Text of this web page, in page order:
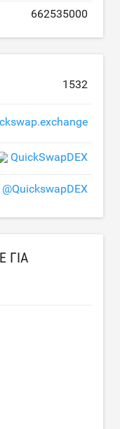
662535000
1532
QuickSwapDEX
@QuickswapDEX
ΓΙΑ